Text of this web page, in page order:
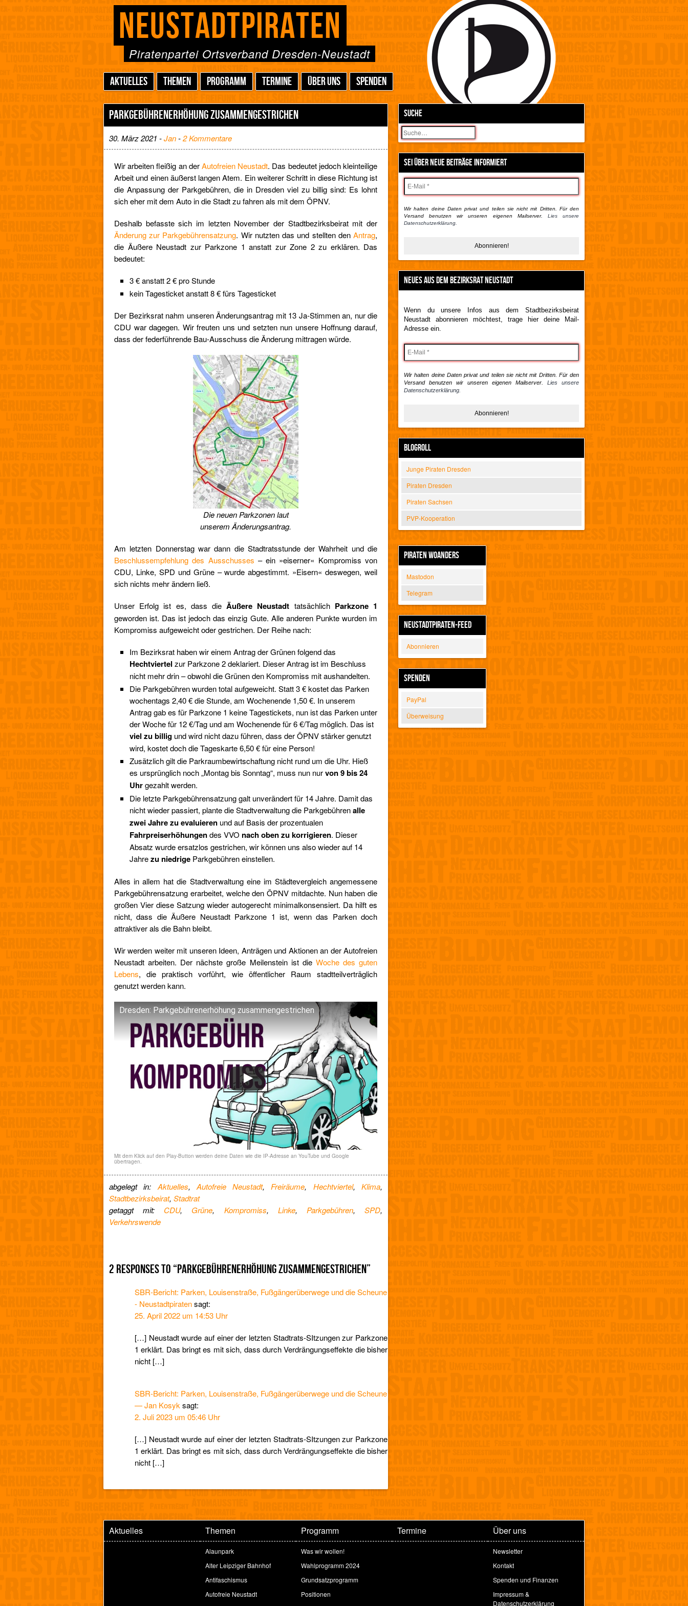
NEUSTADTPIRATEN
Piratenpartei Ortsverband Dresden-Neustadt
AKTUELLES THEMEN PROGRAMM TERMINE ÜBER UNS SPENDEN
SUCHE
Suchen
SEI ÜBER NEUE BEITRÄGE INFORMIERT
Wir halten deine Daten privat und teilen sie nicht mit Dritten. Für den
Versand benutzen wir unseren eigenen Mailserver. Lies unsere
Datenschutzerklärung.
NEUES AUS DEM BEZIRKSRAT NEUSTADT
Wenn du unsere Infos aus dem Stadtbezirksbeirat
Neustadt abonnieren möchtest, trage hier deine Mail-
Adresse ein.
Wir halten deine Daten privat und teilen sie nicht mit Dritten. Für den
Versand benutzen wir unseren eigenen Mailserver. Lies unsere
Datenschutzerklärung.
BLOGROLL
Junge Piraten Dresden
Piraten Dresden
Piraten Sachsen
PVP-Kooperation
PIRATEN WOANDERS
Mastodon
Telegram
NEUSTADTPIRATEN-FEED
Abonnieren
SPENDEN
PayPal
Überweisung
PARKGEBÜHRENERHÖHUNG ZUSAMMENGESTRICHEN
30. März 2021 -Jan-2 Kommentare
Wir arbeiten fleißig an derAutofreien Neustadt. Das bedeutet jedoch kleinteilige
Arbeit und einen äußerst langen Atem. Ein weiterer Schritt in diese Richtung ist
die Anpassung der Parkgebühren, die in Dresden viel zu billig sind: Es lohnt
sich eher mit dem Auto in die Stadt zu fahren als mit dem ÖPNV.
Deshalb befasste sich im letzten November der Stadtbezirksbeirat mit der
Änderung zur Parkgebührensatzung. Wir nutzten das und stellten denAntrag,
die Äußere Neustadt zur Parkzone 1 anstatt zur Zone 2 zu erklären. Das
bedeutet:
3 € anstatt 2 € pro Stunde
kein Tagesticket anstatt 8 € fürs Tagesticket
Der Bezirksrat nahm unseren Änderungsantrag mit 13 Ja-Stimmen an, nur die
CDU war dagegen. Wir freuten uns und setzten nun unsere Hoffnung darauf,
dass der federführende Bau-Ausschuss die Änderung mittragen würde.
Die neuen Parkzonen laut
unserem Änderungsantrag.
Am letzten Donnerstag war dann die Stadtratsstunde der Wahrheit und die
Beschlussempfehlung des Ausschusses – ein »eiserner« Kompromiss von
CDU, Linke, SPD und Grüne – wurde abgestimmt. »Eisern« deswegen, weil
sich nichts mehr ändern ließ.
Unser Erfolg ist es, dass dieÄußere Neustadt tatsächlich Parkzone 1
geworden ist. Das ist jedoch das einzig Gute. Alle anderen Punkte wurden im
Kompromiss aufgeweicht oder gestrichen. Der Reihe nach:
Im Bezirksrat haben wir einem Antrag der Grünen folgend das
Hechtviertel zur Parkzone 2 deklariert. Dieser Antrag ist im Beschluss
nicht mehr drin – obwohl die Grünen den Kompromiss mit aushandelten.
Die Parkgebühren wurden total aufgeweicht. Statt 3 € kostet das Parken
wochentags 2,40 € die Stunde, am Wochenende 1,50 €. In unserem
Antrag gab es für Parkzone 1 keine Tagestickets, nun ist das Parken unter
der Woche für 12 €/Tag und am Wochenende für 6 €/Tag möglich. Das ist
viel zu billig und wird nicht dazu führen, dass der ÖPNV stärker genutzt
wird, kostet doch die Tageskarte 6,50 € für eine Person!
Zusätzlich gilt die Parkraumbewirtschaftung nicht rund um die Uhr. Hieß
es ursprünglich noch „Montag bis Sonntag“, muss nun nurvon 9 bis 24
Uhrgezahlt werden.
Die letzte Parkgebührensatzung galt unverändert für 14 Jahre. Damit das
nicht wieder passiert, plante die Stadtverwaltung die Parkgebührenalle
zwei Jahrezu evaluieren und auf Basis der prozentualen
Fahrpreiserhöhungendes VVO nach oben zu korrigieren. Dieser
Absatz wurde ersatzlos gestrichen, wir können uns also wieder auf 14
Jahrezu niedrige Parkgebühren einstellen.
Alles in allem hat die Stadtverwaltung eine im Städtevergleich angemessene
Parkgebührensatzung erarbeitet, welche den ÖPNV mitdachte. Nun haben die
großen Vier diese Satzung wieder autogerecht minimalkonsensiert. Da hilft es
nicht, dass die Äußere Neustadt Parkzone 1 ist, wenn das Parken doch
attraktiver als die Bahn bleibt.
Wir werden weiter mit unseren Ideen, Anträgen und Aktionen an der Autofreien
Neustadt arbeiten. Der nächste große Meilenstein ist die Woche des guten
Lebens, die praktisch vorführt, wie öffentlicher Raum stadtteilverträglich
genutzt werden kann.
Dresden: Parkgebührenerhöhung zusammengestrichen
Mit dem Klick auf den Play-Button werden deine Daten wie die IP-Adresse an YouTube und Google
übertragen.
abgelegt in: Aktuelles, Autofreie Neustadt, Freiräume, Hechtviertel,Klima,
Stadtbezirksbeirat, Stadtrat
getaggt mit: CDU, Grüne, Kompromiss, Linke, Parkgebühren,SPD,
Verkehrswende
2 RESPONSES TO “PARKGEBÜHRENERHÖHUNG ZUSAMMENGESTRICHEN”
SBR-Bericht: Parken, Louisenstraße, Fußgängerüberwege und die Scheune
- Neustadtpiratensagt:
25. April 2022 um 14:53 Uhr
[…] Neustadt wurde auf einer der letzten Stadtrats-SItzungen zur Parkzone
1 erklärt. Das bringt es mit sich, dass durch Verdrängungseffekte die bisher
nicht […]
SBR-Bericht: Parken, Louisenstraße, Fußgängerüberwege und die Scheune
— Jan Kosyk sagt:
2. Juli 2023 um 05:46 Uhr
[…] Neustadt wurde auf einer der letzten Stadtrats-SItzungen zur Parkzone
1 erklärt. Das bringt es mit sich, dass durch Verdrängungseffekte die bisher
nicht […]
Aktuelles Themen
Alaunpark
Alter Leipziger Bahnhof
Antifaschismus
Autofreie Neustadt
Programm
Was wir wollen!
Wahlprogramm 2024
Grundsatzprogramm
Positionen
Termine Über uns
Newsletter
Kontakt
Spenden und Finanzen
Impressum &
Datenschutzerklärung